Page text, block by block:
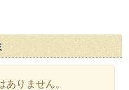
りません。